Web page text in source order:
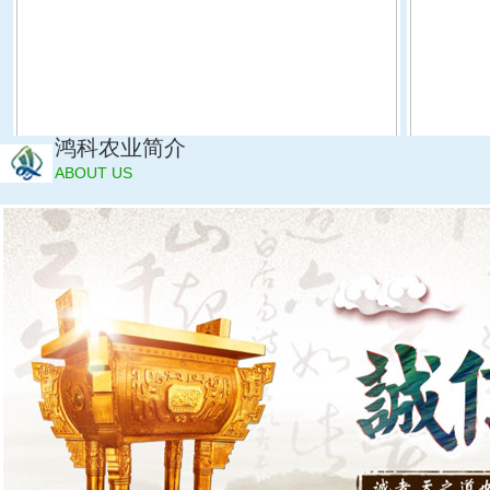
江苏无锡以色列式联栋温室项目
鸿科农业简介
ABOUT US